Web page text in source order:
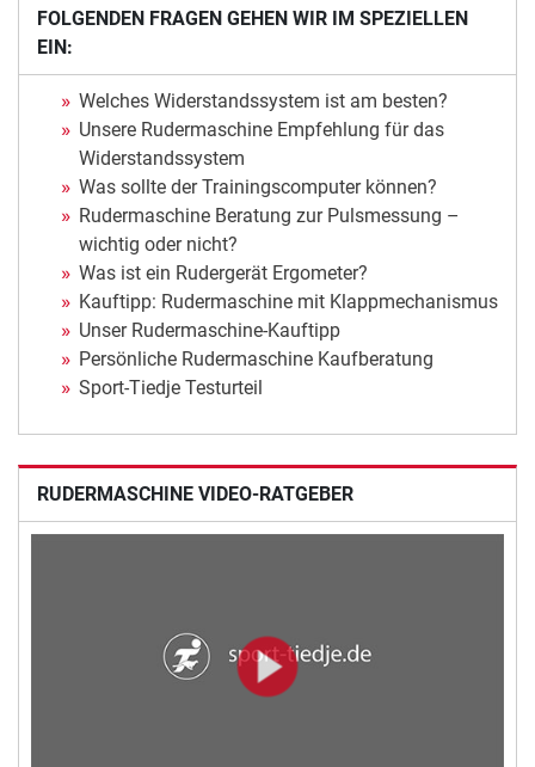
FOLGENDEN FRAGEN GEHEN WIR IM SPEZIELLEN
EIN:
Welches Widerstandssystem ist am besten?
Unsere Rudermaschine Empfehlung für das
Widerstandssystem
Was sollte der Trainingscomputer können?
Rudermaschine Beratung zur Pulsmessung –
wichtig oder nicht?
Was ist ein Rudergerät Ergometer?
Kauftipp: Rudermaschine mit Klappmechanismus
Unser Rudermaschine-Kauftipp
Persönliche Rudermaschine Kaufberatung
Sport-Tiedje Testurteil
RUDERMASCHINE VIDEO-RATGEBER